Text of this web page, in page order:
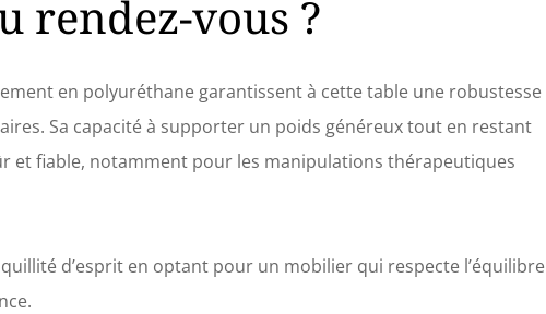
rendez-vous ?
en polyuréthane garantissent à cette table une robustesse
Sa capacité à supporter un poids généreux tout en restant
et fiable, notamment pour les manipulations thérapeutiques
d’esprit en optant pour un mobilier qui respecte l’équilibre